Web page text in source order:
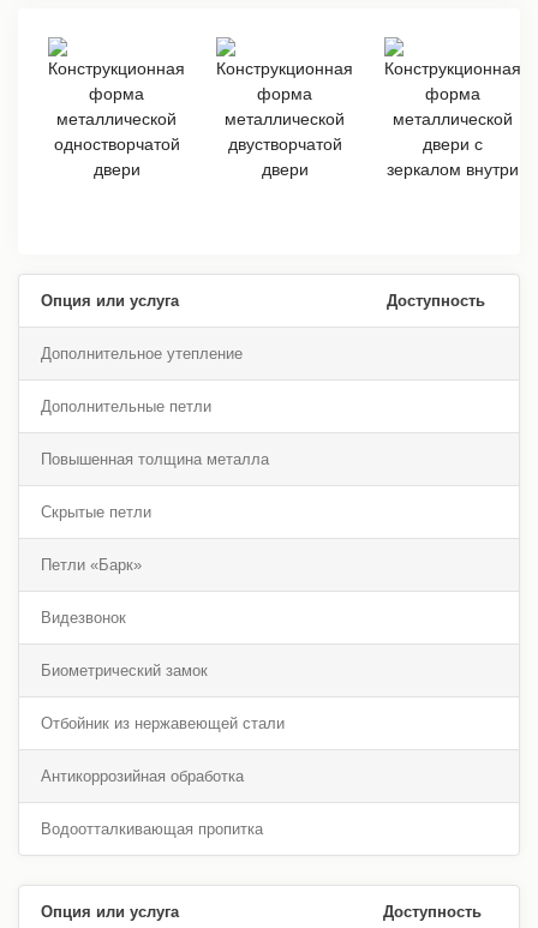
Опция или услуга Доступность
Дополнительное утепление
Дополнительные петли
Повышенная толщина металла
Скрытые петли
Петли «Барк»
Видезвонок
Биометрический замок
Отбойник из нержавеющей стали
Антикоррозийная обработка
Водоотталкивающая пропитка
Опция или услуга Доступность